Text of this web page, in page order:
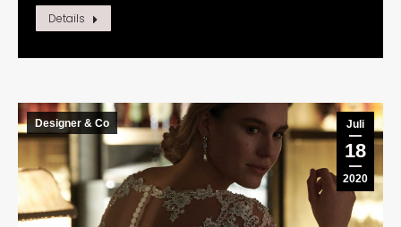
Details
Juli
18
2020
Designer & Co